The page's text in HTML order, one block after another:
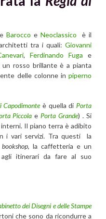
Barocco e Neoclassico è il
tra i quali: Giovanni
, Ferdinando Fuga e
rosso brillante è a pianta
delle colonne in piperno
Capodimonteè quella di Porta
Piccola e Porta Grande) . Si
Il piano terra è adibito
i vari servizi. Tra questi la
bookshop, la caffetteria e un
agli itinerari da fare al suo
dei Disegni e delle Stampe
che sono da ricondurre a